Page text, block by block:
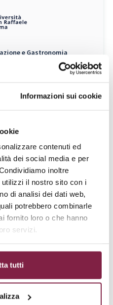
Informazioni sui cookie
contenuti ed
dei social media e per
inoltre
il nostro sito con i
di analisi dei dati web,
potrebbero combinarle
fornito loro o che hanno
servizi.
tutti
e Gastronomia
a € 3600
di Studi
e dell’Organizzazione
16